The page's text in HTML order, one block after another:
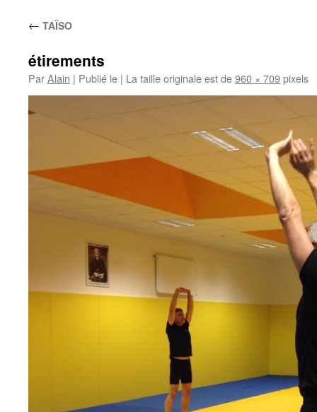
← TAÏSO
étirements
ParAlain | Publié le | La taille originale est de960 × 709pixels